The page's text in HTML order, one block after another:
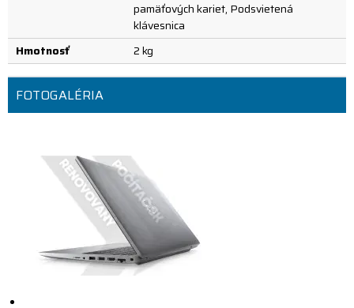
pamäťových kariet, Podsvietená
klávesnica
Hmotnosť
2 kg
FOTOGALÉRIA